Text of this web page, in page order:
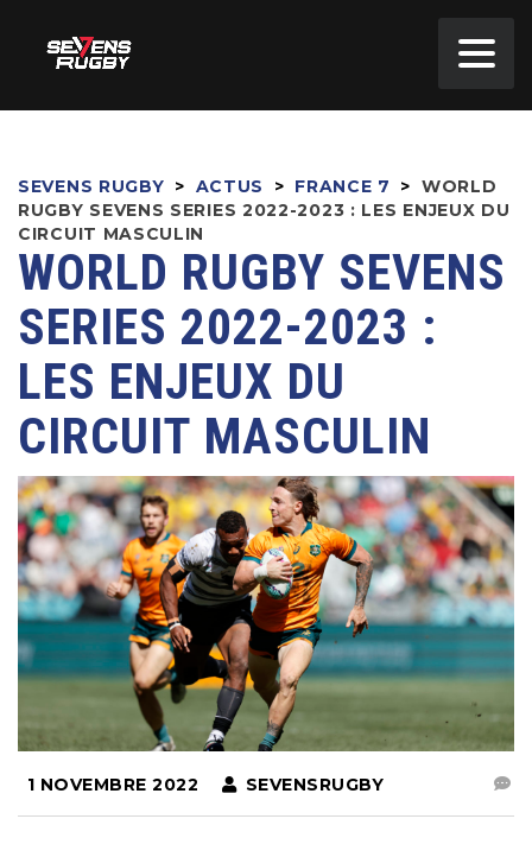
SEVENS RUGBY > ACTUS > FRANCE 7 > WORLD
RUGBY SEVENS SERIES 2022-2023 : LES ENJEUX DU
CIRCUIT MASCULIN
WORLD RUGBY SEVENS
SERIES 2022-2023 :
LES ENJEUX DU
CIRCUIT MASCULIN
1 NOVEMBRE 2022 SEVENSRUGBY